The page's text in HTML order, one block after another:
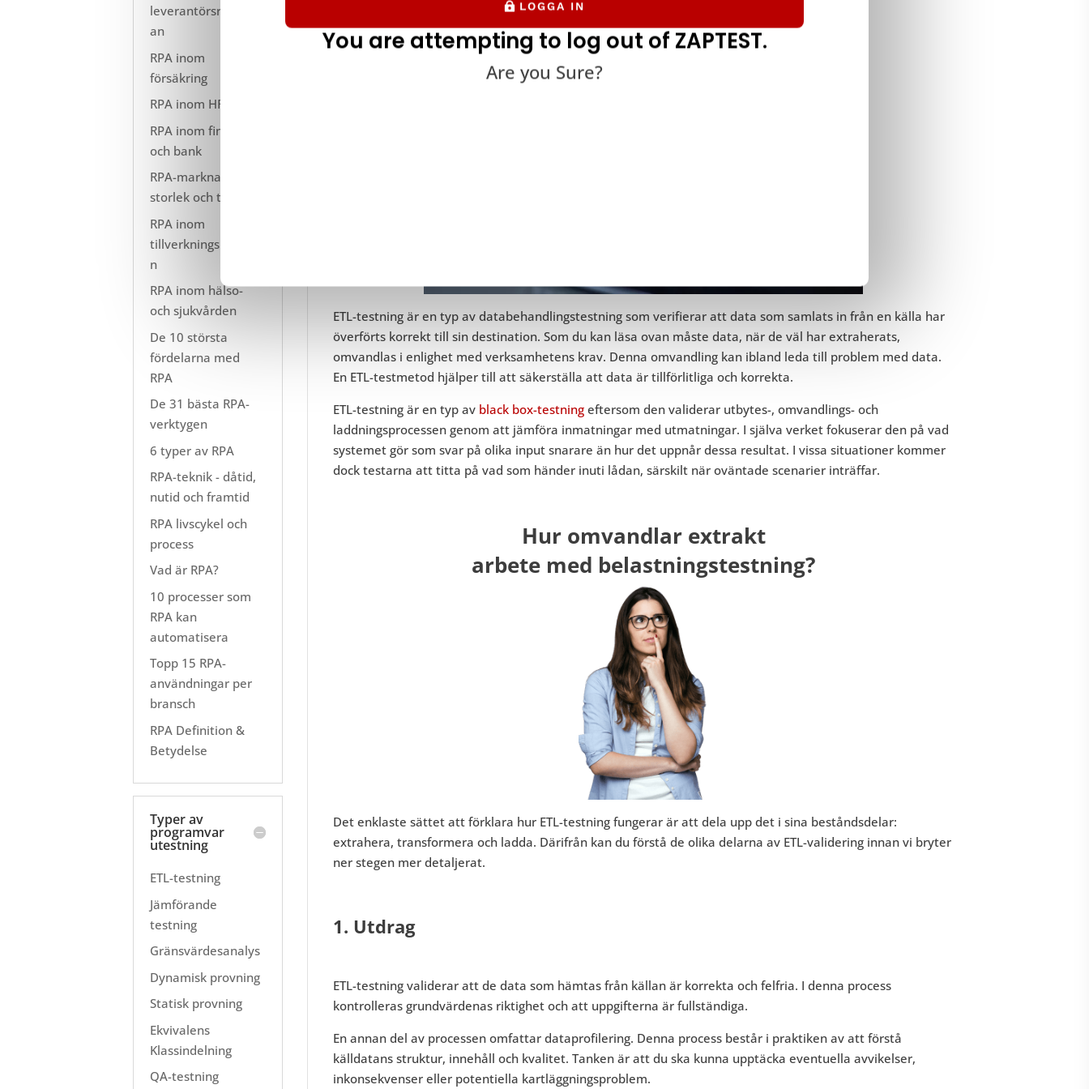
ETL-testning är en typ av databehandlingstestning som verifierar att data som samlats in från en källa har
överförts korrekt till sin destination. Som du kan läsa ovan måste data, när de väl har extraherats,
omvandlas i enlighet med verksamhetens krav. Denna omvandling kan ibland leda till problem med data.
En ETL-testmetod hjälper till att säkerställa att data är tillförlitliga och korrekta.
ETL-testning är en typ av black box-testning eftersom den validerar utbytes-, omvandlings- och
laddningsprocessen genom att jämföra inmatningar med utmatningar. I själva verket fokuserar den på vad
systemet gör som svar på olika input snarare än hur det uppnår dessa resultat. I vissa situationer kommer
dock testarna att titta på vad som händer inuti lådan, särskilt när oväntade scenarier inträffar.
Hur omvandlar extrakt
arbete med belastningstestning?
Det enklaste sättet att förklara hur ETL-testning fungerar är att dela upp det i sina beståndsdelar:
extrahera, transformera och ladda. Därifrån kan du förstå de olika delarna av ETL-validering innan vi bryter
ner stegen mer detaljerat.
1. Utdrag
ETL-testning validerar att de data som hämtas från källan är korrekta och felfria. I denna process
kontrolleras grundvärdenas riktighet och att uppgifterna är fullständiga.
En annan del av processen omfattar dataprofilering. Denna process består i praktiken av att förstå
källdatans struktur, innehåll och kvalitet. Tanken är att du ska kunna upptäcka eventuella avvikelser,
inkonsekvenser eller potentiella kartläggningsproblem.
leverantörsreskontr
an
RPA inom
försäkring
RPA inom HR
RPA inom finans
och bank
RPA-marknadens
storlek och trender
RPA inom
tillverkningsindustri
n
RPA inom hälso-
och sjukvården
De 10 största
fördelarna med
RPA
De 31 bästa RPA-
verktygen
6 typer av RPA
RPA-teknik - dåtid,
nutid och framtid
RPA livscykel och
process
Vad är RPA?
10 processer som
RPA kan
automatisera
Topp 15 RPA-
användningar per
bransch
RPA Definition &
Betydelse
Typer av
programvar
utestning
ETL-testning
Jämförande
testning
Gränsvärdesanalys
Dynamisk provning
Statisk provning
Ekvivalens
Klassindelning
QA-testning
LOGGA IN
You are attempting to log out of ZAPTEST.
Are you Sure?